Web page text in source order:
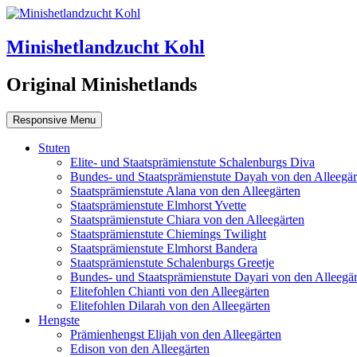
Minishetlandzucht Kohl
Original Minishetlands
Responsive Menu
Stuten
Elite- und Staatsprämienstute Schalenburgs Diva
Bundes- und Staatsprämienstute Dayah von den
Staatsprämienstute Alana von den Alleegärten
Staatsprämienstute Elmhorst Yvette
Staatsprämienstute Chiara von den Alleegärten
Staatsprämienstute Chiemings Twilight
Staatsprämienstute Elmhorst Bandera
Staatsprämienstute Schalenburgs Greetje
Bundes- und Staatsprämienstute Dayari von den
Elitefohlen Chianti von den Alleegärten
Elitefohlen Dilarah von den Alleegärten
Hengste
Prämienhengst Elijah von den Alleegärten
Edison von den Alleegärten